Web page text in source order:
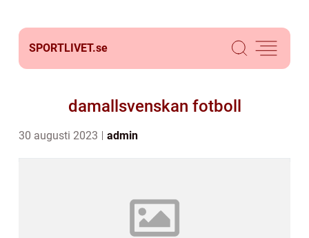
SPORTLIVET.se
damallsvenskan fotboll
30 augusti 2023 admin